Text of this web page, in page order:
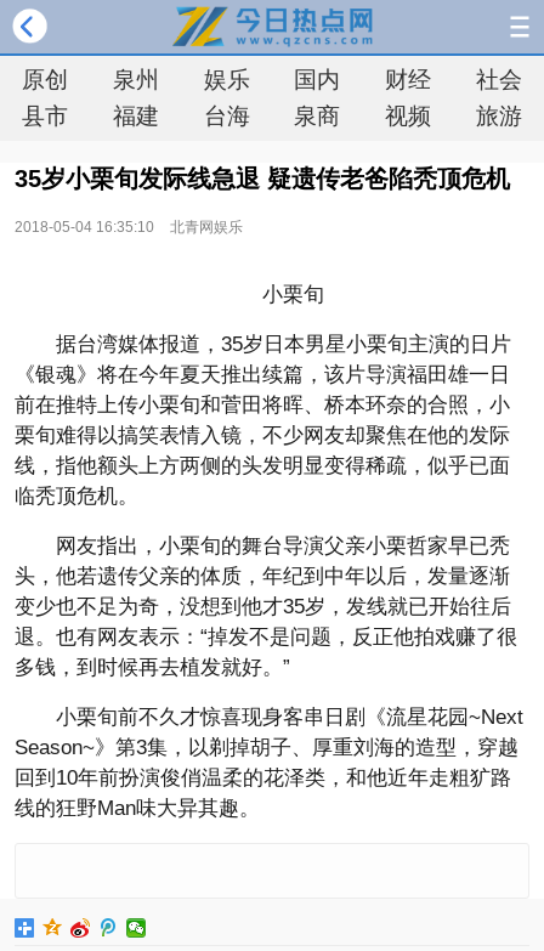
原创 泉州 娱乐 国内 财经
社会
县市
福建 台海 泉商 视频 旅游
35岁小栗旬发际线急退 疑遗传老爸陷秃顶危机
2018-05-04 16:35:10 北青网娱乐
小栗旬
据台湾媒体报道，35岁日本男星小栗旬主演的日片
《银魂》将在今年夏天推出续篇，该片导演福田雄一日
前在推特上传小栗旬和菅田将晖、桥本环奈的合照，小
栗旬难得以搞笑表情入镜，不少网友却聚焦在他的发际
线，指他额头上方两侧的头发明显变得稀疏，似乎已面
临秃顶危机。
网友指出，小栗旬的舞台导演父亲小栗哲家早已秃
头，他若遗传父亲的体质，年纪到中年以后，发量逐渐
变少也不足为奇，没想到他才35岁，发线就已开始往后
退。也有网友表示：“掉发不是问题，反正他拍戏赚了很
多钱，到时候再去植发就好。”
小栗旬前不久才惊喜现身客串日剧《流星花园~Next
Season~》第3集，以剃掉胡子、厚重刘海的造型，穿越
回到10年前扮演俊俏温柔的花泽类，和他近年走粗犷路
线的狂野Man味大异其趣。